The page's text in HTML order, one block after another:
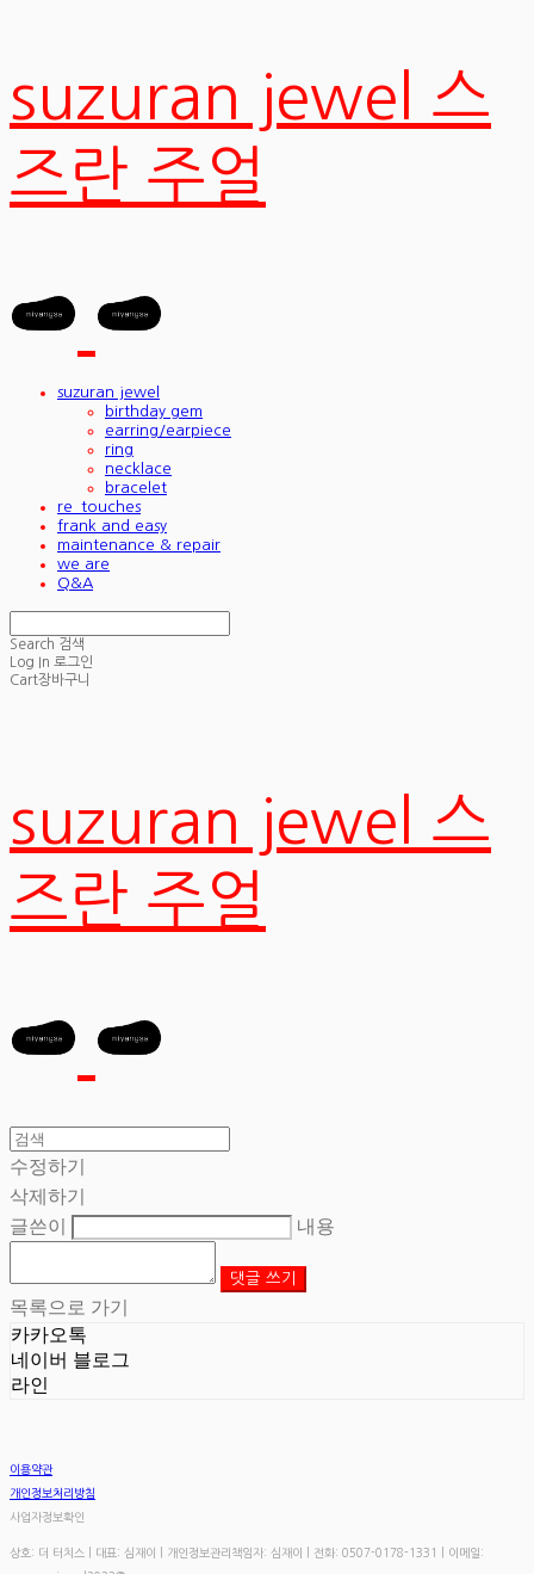
suzuran jewel 스
즈란 주얼
suzuran jewel
birthday gem
earring/earpiece
ring
necklace
bracelet
re_touches
frank and easy
maintenance & repair
we are
Q&A
Search 검색
Log In 로그인
Cart장바구니
suzuran jewel 스
즈란 주얼
수정하기
삭제하기
글쓴이
내용
댓글 쓰기
목록으로 가기
카카오톡
네이버 블로그
라인
이용약관
개인정보처리방침
사업자정보확인
상호: 더 터치스 | 대표: 심재이 | 개인정보관리책임자: 심재이 | 전화: 0507-0178-1331 | 이메일: